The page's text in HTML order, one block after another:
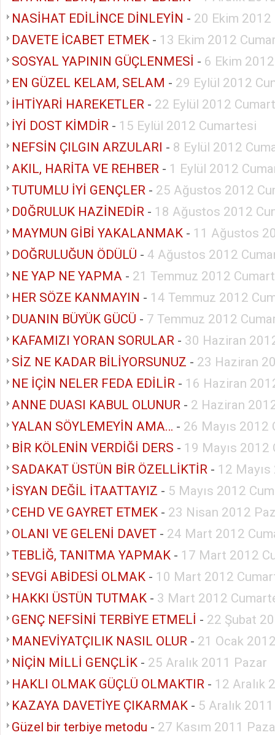
NASİHAT EDİLİNCE DİNLEYİN - 20 Ekim
DAVETE İCABET ETMEK - 13 Ekim 2012
SOSYAL YAPININ GÜÇLENMESİ - 6 Ekim
EN GÜZEL KELAM, SELAM - 29 Eylül 2012
İHTİYARİ HAREKETLER - 22 Eylül 2012
İYİ DOST KİMDİR - 15 Eylül 2012 Cumartesi
NEFSİN ÇILGIN ARZULARI - 8 Eylül 2012
AKIL, HARİTA VE REHBER - 1 Eylül 2012
TUTUMLU İYİ GENÇLER - 25 Ağustos 2012
D0ĞRULUK HAZİNEDİR - 18 Ağustos 2012
MAYMUN GİBİ YAKALANMAK - 11 Ağustos
DOĞRULUĞUN ÖDÜLÜ - 4 Ağustos 2012
NE YAP NE YAPMA - 21 Temmuz 2012
HER SÖZE KANMAYIN - 14 Temmuz 2012
DUANIN BÜYÜK GÜCÜ - 7 Temmuz 2012
KAFAMIZI YORAN SORULAR - 30 Haziran
SİZ NE KADAR BİLİYORSUNUZ - 23 Haziran
NE İÇİN NELER FEDA EDİLİR - 16 Haziran
ANNE DUASI KABUL OLUNUR - 2 Haziran
YALAN SÖYLEMEYİN AMA… - 26 Mayıs 2012
BİR KÖLENİN VERDİĞİ DERS - 19 Mayıs 2012
SADAKAT ÜSTÜN BİR ÖZELLİKTİR - 12
İSYAN DEĞİL İTAATTAYIZ - 5 Mayıs 2012
CEHD VE GAYRET ETMEK - 23 Nisan 2012
OLANI VE GELENİ DAVET - 24 Mart 2012
TEBLİĞ, TANITMA YAPMAK - 17 Mart 2012
SEVGİ ABİDESİ OLMAK - 10 Mart 2012
HAKKI ÜSTÜN TUTMAK - 3 Mart 2012
GENÇ NEFSİNİ TERBİYE ETMELİ - 22 Şubat
MANEVİYATÇILIK NASIL OLUR - 21 Ocak
NİÇİN MİLLİ GENÇLİK - 25 Aralık 2011 Pazar
HAKLI OLMAK GÜÇLÜ OLMAKTIR - 12 Aralık
KAZAYA DAVETİYE ÇIKARMAK - 5 Aralık
Güzel bir terbiye metodu - 27 Kasım 2011